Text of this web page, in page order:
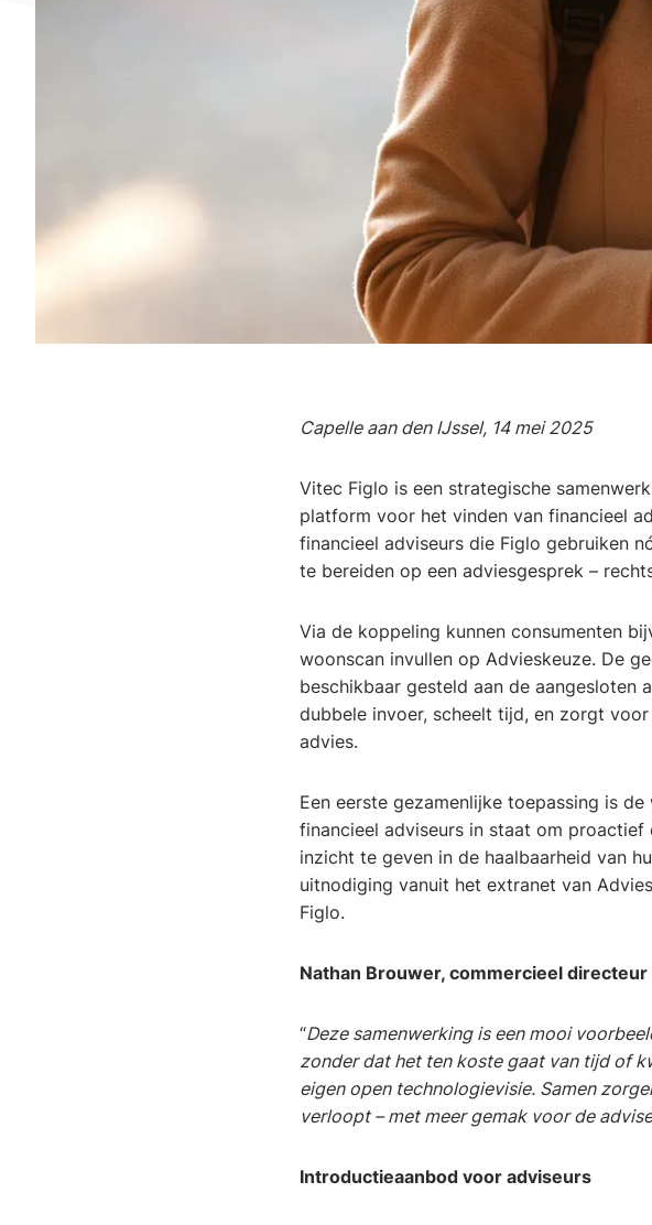
Capelle aan den IJssel, 14 mei 2025
Vitec Figlo is een strategische
platform voor het vinden van financieel
financieel adviseurs die Figlo gebruiken
te bereiden op een adviesgesprek –
Via de koppeling kunnen consumenten
woonscan invullen op Advieskeuze. De
beschikbaar gesteld aan de aangesloten
dubbele invoer, scheelt tijd, en zorgt
advies.
Een eerste gezamenlijke toepassing is
financieel adviseurs in staat om
inzicht te geven in de haalbaarheid van
uitnodiging vanuit het extranet van
Figlo.
Nathan Brouwer, commercieel directeur
“Deze samenwerking is een mooi
zonder dat het ten koste gaat van tijd of
eigen open technologievisie. Samen
verloopt – met meer gemak voor de
Introductieaanbod voor adviseurs